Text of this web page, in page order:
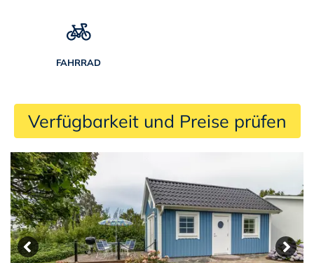
FAHRRAD
Verfügbarkeit und Preise prüfen